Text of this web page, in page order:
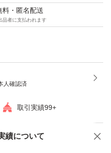
料・匿名配送
品者に支払われます
人確認済
取引実績99+
績について商品への質問